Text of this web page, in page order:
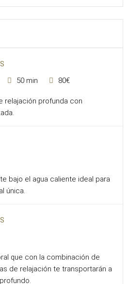
50 min 80€
relajación profunda con
bajo el agua caliente ideal para
única.
que con la combinación de
de relajación te transportarán a